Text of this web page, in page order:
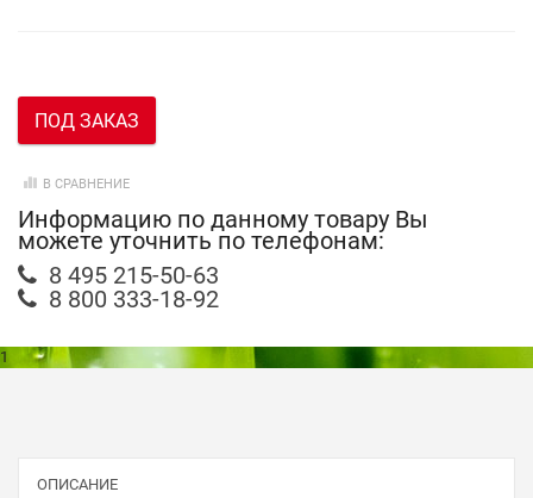
ПОД ЗАКАЗ
В СРАВНЕНИЕ
Информацию по данному товару Вы
можете уточнить по телефонам:
8 495 215-50-63
8 800 333-18-92
1
ОПИСАНИЕ